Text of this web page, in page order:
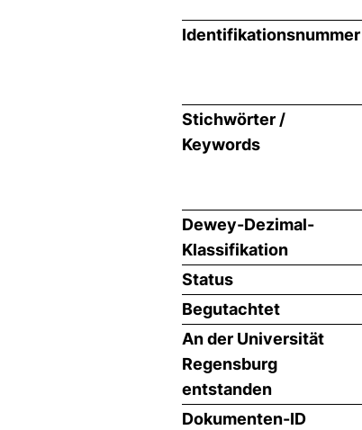
Identifikationsnummer
Stichwörter /
Keywords
Dewey-Dezimal-
Klassifikation
Status
Begutachtet
An der Universität
Regensburg
entstanden
Dokumenten-ID